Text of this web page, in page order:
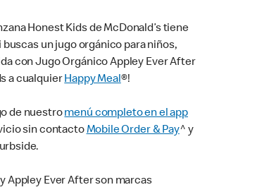
Honest Kids de McDonald’s tiene
buscas un jugo orgánico para niños,
con Jugo Orgánico Appley Ever After
a cualquierHappy Meal®!
de nuestromenú completo en el app
sin contactoMobile Order & Pay^ y
Appley Ever After son marcas